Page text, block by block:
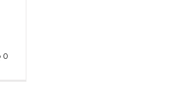
0